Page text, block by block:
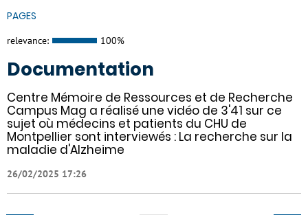
PAGES
relevance: 100%
Documentation
Centre Mémoire de Ressources et de Recherche
Campus Mag a réalisé une vidéo de 3'41 sur ce
sujet où médecins et patients du CHU de
Montpellier sont interviewés : La recherche sur la
maladie d'Alzheime
26/02/2025 17:26